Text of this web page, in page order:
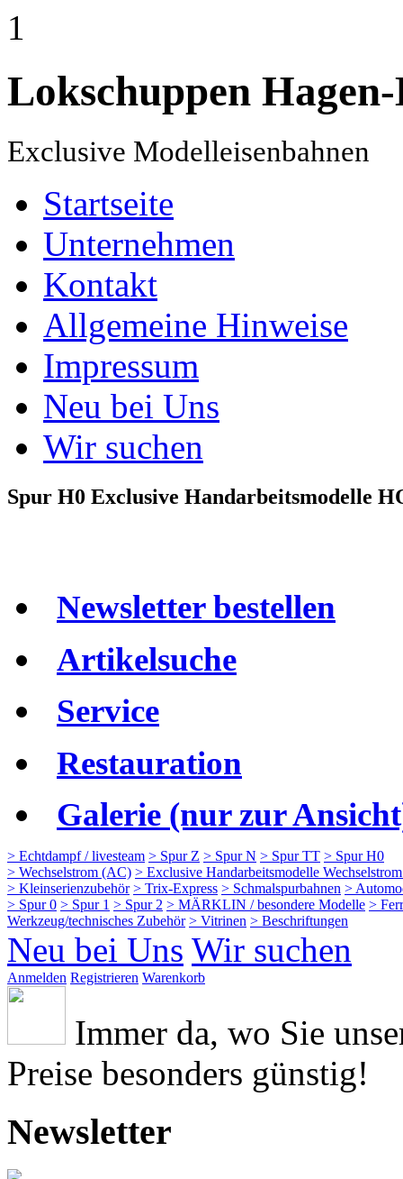
1
Lokschuppen Hagen-
Exclusive Modelleisenbahnen
Startseite
Unternehmen
Kontakt
Allgemeine Hinweise
Impressum
Neu bei Uns
Wir suchen
Spur H0 Exclusive Handarbeitsmodelle
Newsletter bestellen
Artikelsuche
Service
Restauration
Galerie (nur zur
> Echtdampf / livesteam > Spur Z > Spur N > Spur TT > Spur H0
> Wechselstrom (AC) > Exclusive Handarbeitsmodelle
> Kleinserienzubehör > Trix-Express > Schmalspurbahnen >
> Spur 0 > Spur 1 > Spur 2 > MÄRKLIN / besondere Modelle >
Werkzeug/technisches Zubehör > Vitrinen > Beschriftungen
Neu bei Uns Wir suchen
Anmelden Registrieren Warenkorb
Immer da, wo Sie
Preise besonders günstig!
Newsletter